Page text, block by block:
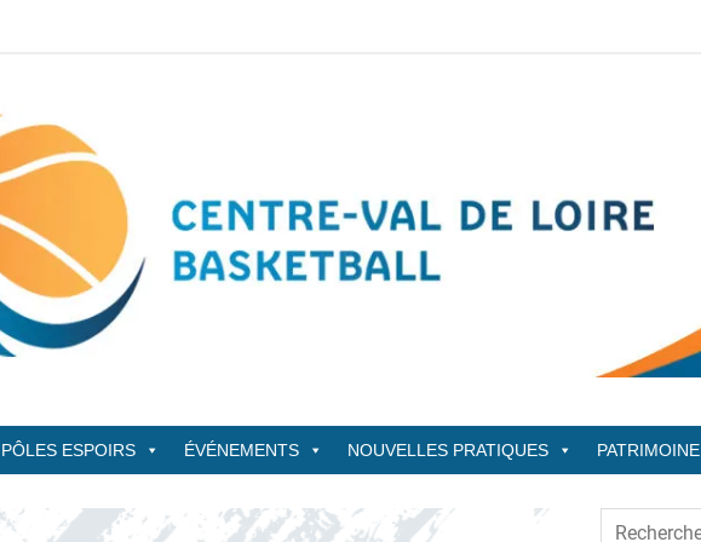
PÔLES ESPOIRS ÉVÉNEMENTS NOUVELLES PRATIQUES PATRIMOINE